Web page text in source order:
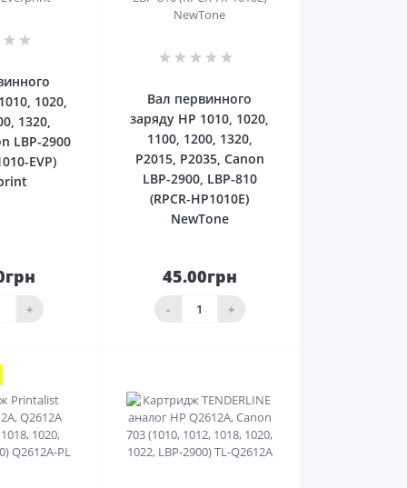
1020,
1320,
LBP-2900
EVP)
+
Вал первинного
заряду HP 1010, 1020,
1100, 1200, 1320,
P2015, P2035, Canon
LBP-2900, LBP-810
(RPCR-HP1010E)
NewTone
45.00грн
- +
кошика